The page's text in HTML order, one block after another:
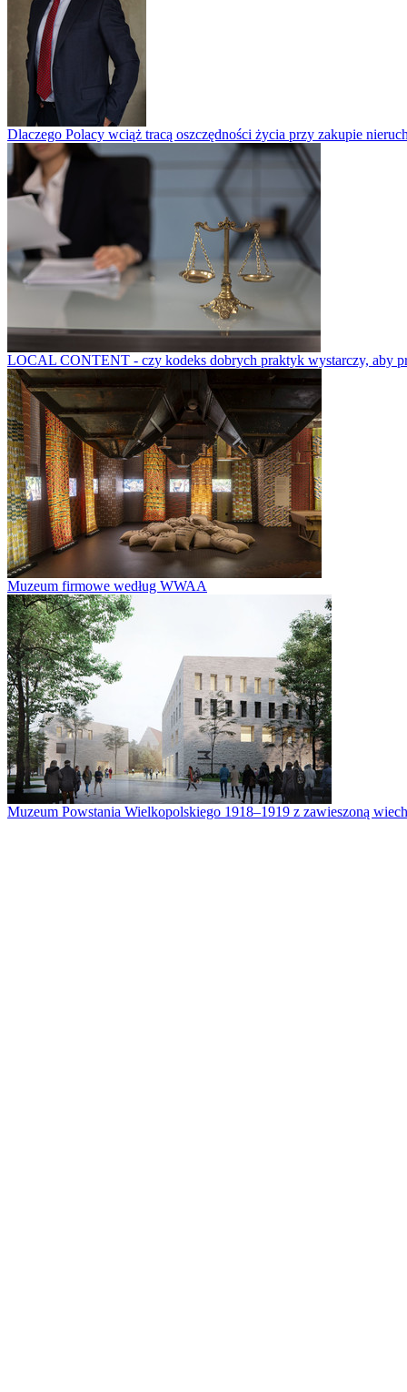
Dlaczego Polacy wciąż tracą oszczędności życia przy zakupie
LOCAL CONTENT - czy kodeks dobrych praktyk wystarczy, aby
Muzeum firmowe według WWAA
Muzeum Powstania Wielkopolskiego 1918–1919 z zawieszoną